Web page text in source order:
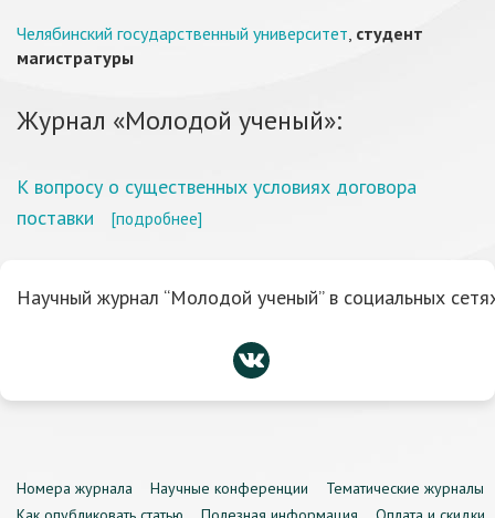
Челябинский государственный университет, студент
магистратуры
Журнал «Молодой ученый»:
К вопросу о существенных условиях договора
поставки
[подробнее]
Научный журнал “Молодой ученый” в социальных
Номера журнала Научные конференции
Тематические журналы